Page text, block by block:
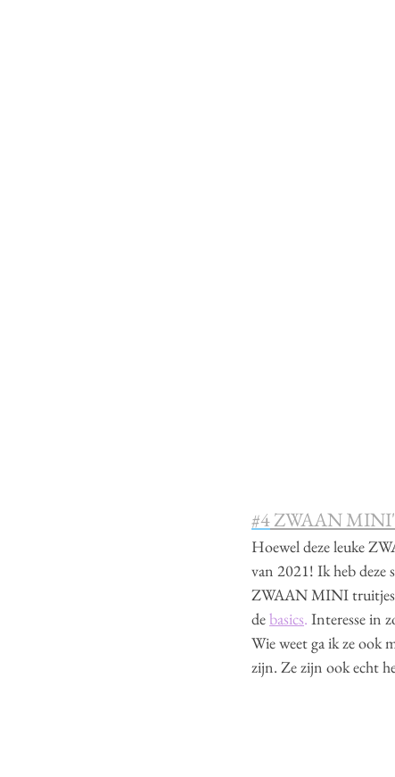
#4 ZWAAN
Hoewel deze leuke
van 2021! Ik heb deze
ZWAAN MINI truitjes
de basics. Interesse in
Wie weet ga ik ze ook
zijn. Ze zijn ook echt